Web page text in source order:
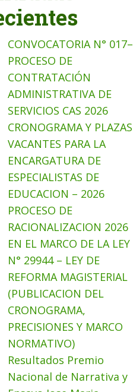
CONVOCATORIA N° 017–
PROCESO DE
CONTRATACIÓN
ADMINISTRATIVA DE
SERVICIOS CAS 2026
CRONOGRAMA Y PLAZAS
VACANTES PARA LA
ENCARGATURA DE
ESPECIALISTAS DE
EDUCACION – 2026
PROCESO DE
RACIONALIZACION 2026
EN EL MARCO DE LA LEY
N° 29944 – LEY DE
REFORMA MAGISTERIAL
(PUBLICACION DEL
CRONOGRAMA,
PRECISIONES Y MARCO
NORMATIVO)
Resultados Premio
Nacional de Narrativa y